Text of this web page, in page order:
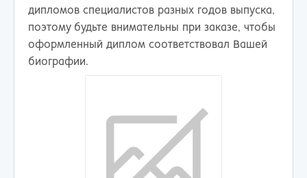
дипломов специалистов разных годов выпуска,
поэтому будьте внимательны при заказе, чтобы
оформленный диплом соответствовал Вашей
биографии.